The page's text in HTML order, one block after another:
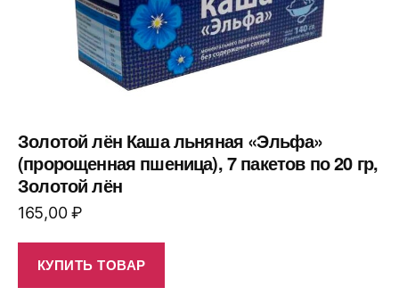
Золотой лён Каша льняная «Эльфа»
(пророщенная пшеница), 7 пакетов по 20 гр,
Золотой лён
165,00₽
КУПИТЬ ТОВАР